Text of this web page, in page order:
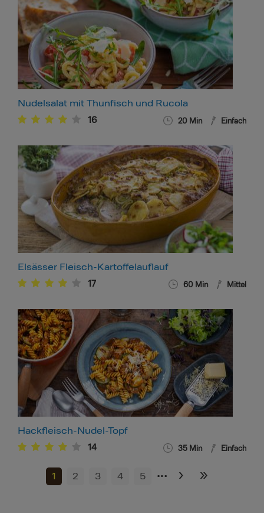
Nudelsalat mit Thunfisch und Rucola
16 20 Min Einfach
Elsässer Fleisch-Kartoffelauflauf
17 60 Min Mittel
Hackfleisch-Nudel-Topf
14 35 Min Einfach
1 2 3 4 5 … › »